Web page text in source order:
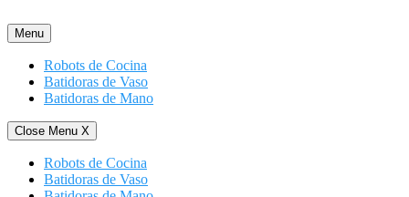
al
contenido
Menu
Robots de Cocina
Batidoras de Vaso
Batidoras de Mano
Close Menu X
Robots de Cocina
Batidoras de Vaso